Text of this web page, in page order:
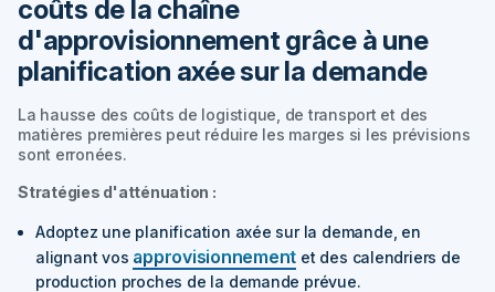
coûts de la chaîne
d'approvisionnement grâce à une
planification axée sur la demande
La hausse des coûts de logistique, de transport et des
matières premières peut réduire les marges si les prévisions
sont erronées.
Stratégies d'atténuation :
Adoptez une planification axée sur la demande, en
alignant vos approvisionnement et des calendriers de
production proches de la demande prévue.